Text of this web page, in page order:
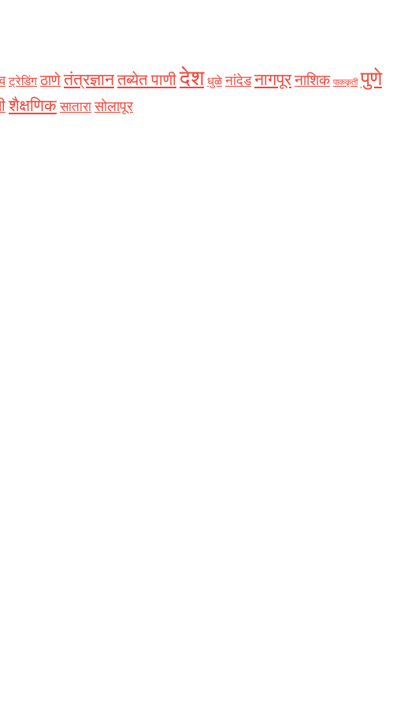
ट्रेडिंग ठाणेतंत्रज्ञानतब्येत पाणीदेश धुळे नांदेड नागपूरनाशिक पाककृती पुणे
शैक्षणिक सातारा सोलापूर